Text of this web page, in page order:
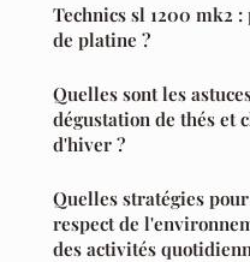
Technics sl 1200 mk2
de platine ?
Quelles sont les
dégustation de thés et
d'hiver ?
Quelles stratégies
respect de
des activités